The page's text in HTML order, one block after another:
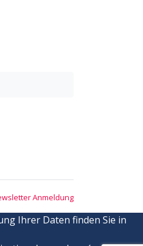
Anmeldung
Ihrer Daten finden Sie in